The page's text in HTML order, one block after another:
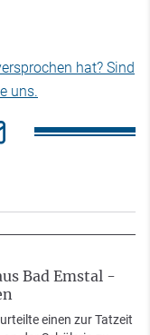
hat? Sind
uns.
Bad Emstal -
einen zur Tatzeit